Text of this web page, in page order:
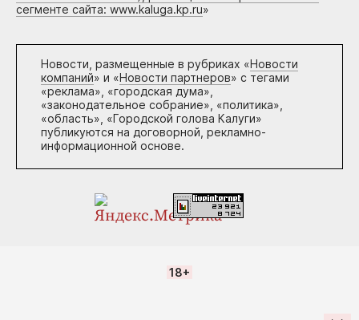
сегменте сайта: www.kaluga.kp.ru»
Новости, размещенные в рубриках «Новости
компаний» и «Новости партнеров» с тегами
«реклама», «городская дума»,
«законодательное собрание», «политика»,
«область», «Городской голова Калуги»
публикуются на договорной, рекламно-
информационной основе.
18+